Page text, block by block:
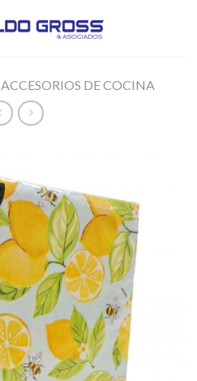
ACCESORIOS DE COCINA